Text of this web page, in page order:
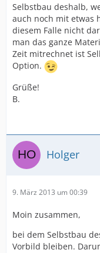
Selbstbau deshalb,
auch noch mit etwas
diesem Falle nicht
man das ganze
Zeit mitrechnet ist
Option.
Grüße!
B.
Holger
9. März 2013 um 00:39
Moin zusammen,
bei dem Selbstbau
Vorbild bleiben.